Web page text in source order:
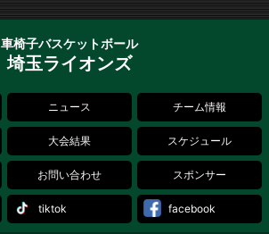
車椅子バスケットボール
埼玉ライオンズ
ニュース チーム情報
大会結果 スケジュール
お問い合わせ スポンサー
tiktok facebook